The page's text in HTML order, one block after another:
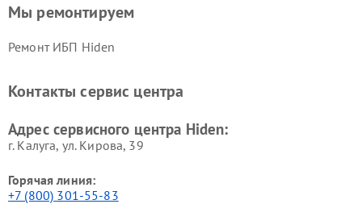
Мы ремонтируем
Ремонт ИБП Hiden
Контакты сервис центра
Адрес сервисного центра Hiden:
г. Калуга, ул. Кирова, 39
Горячая линия:
+7 (800) 301-55-83